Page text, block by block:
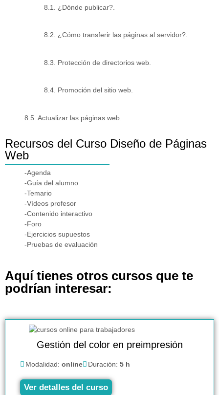
8.1. ¿Dónde publicar?.
8.2. ¿Cómo transferir las páginas al servidor?.
8.3. Protección de directorios web.
8.4. Promoción del sitio web.
8.5. Actualizar las páginas web.
Recursos del Curso Diseño de Páginas
Web
-Agenda
-Guía del alumno
-Temario
-Vídeos profesor
-Contenido interactivo
-Foro
-Ejercicios supuestos
-Pruebas de evaluación
Aquí tienes otros cursos que te
podrían interesar:
Gestión del color en preimpresión
Modalidad: online Duración: 5 h
Ver detalles del curso